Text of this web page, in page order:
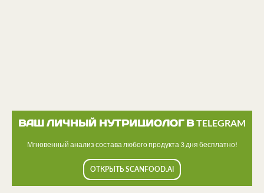
ВАШ ЛИЧНЫЙ НУТРИЦИОЛОГ В TELEGRAM
Мгновенный анализ состава любого продукта 3 дня бесплатно!
ОТКРЫТЬ SCANFOOD.AI